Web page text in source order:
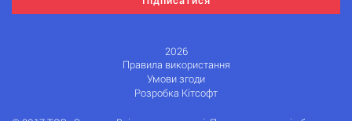
2026
Правила використання
Умови згоди
Розробка Кітсофт